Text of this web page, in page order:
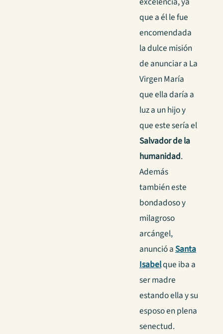
que a él le fue
encomendada
la dulce misión
de anunciar a La
Virgen María
que ella daría a
luz a un hijo y
que este sería el
Salvador de la
humanidad.
Además
también este
bondadoso y
milagroso
arcángel,
anunció aSanta
Isabelque iba a
ser madre
estando ella y su
esposo en plena
senectud.